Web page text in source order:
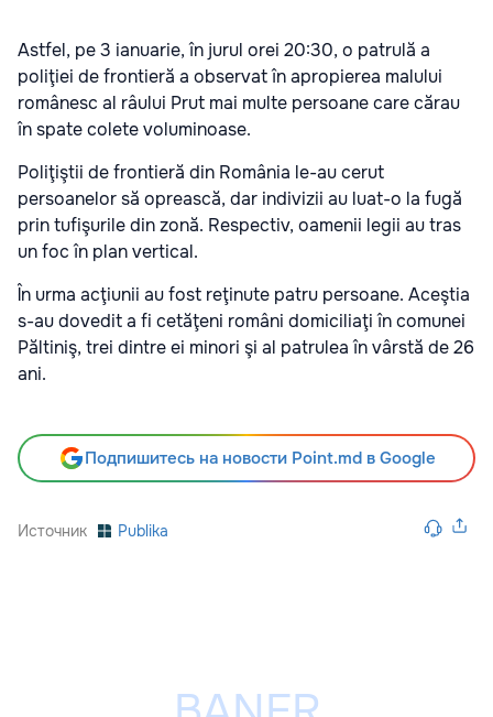
Astfel, pe 3 ianuarie, în jurul orei 20:30, o patrulă a
poliţiei de frontieră a observat în apropierea malului
românesc al râului Prut mai multe persoane care cărau
în spate colete voluminoase.
Poliţiştii de frontieră din România le-au cerut
persoanelor să oprească, dar indivizii au luat-o la fugă
prin tufişurile din zonă. Respectiv, oamenii legii au tras
un foc în plan vertical.
În urma acţiunii au fost reţinute patru persoane. Aceştia
s-au dovedit a fi cetăţeni români domiciliaţi în comunei
Păltiniş, trei dintre ei minori şi al patrulea în vârstă de 26
ani.
Подпишитесь на новости Point.md в Google
Источник Publika